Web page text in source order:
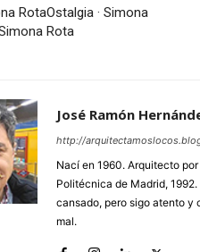
RotaOstalgia · Simona
Rota
José Ramón
http://
Nací en 1960. Arquitecto
Politécnica de Madrid,
cansado, pero sigo atento y
mal.